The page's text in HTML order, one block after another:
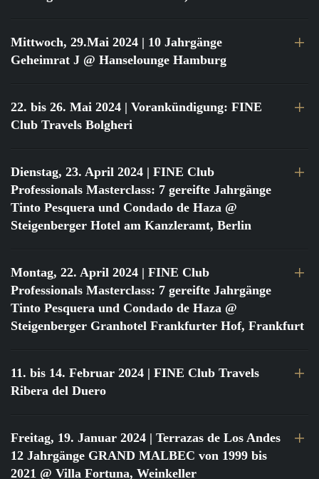
Mittwoch, 29.Mai 2024 | 10 Jahrgänge
Geheimrat J @ Hanselounge Hamburg
22. bis 26. Mai 2024 | Vorankündigung: FINE
Club Travels Bolgheri
Dienstag, 23. April 2024 | FINE Club
Professionals Masterclass: 7 gereifte Jahrgänge
Tinto Pesquera und Condado de Haza @
Steigenberger Hotel am Kanzleramt, Berlin
Montag, 22. April 2024 | FINE Club
Professionals Masterclass: 7 gereifte Jahrgänge
Tinto Pesquera und Condado de Haza @
Steigenberger Granhotel Frankfurter Hof, Frankfurt
11. bis 14. Februar 2024 | FINE Club Travels
Ribera del Duero
Freitag, 19. Januar 2024 | Terrazas de Los Andes
12 Jahrgänge GRAND MALBEC von 1999 bis
2021 @ Villa Fortuna, Weinkeller